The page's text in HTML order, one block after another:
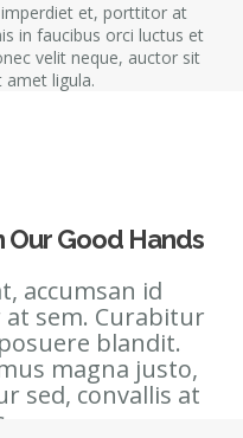
et, porttitor at
in faucibus orci luctus et
velit neque, auctor sit
ligula.
Our Good Hands
accumsan id
sem. Curabitur
blandit.
magna justo,
sed, convallis at